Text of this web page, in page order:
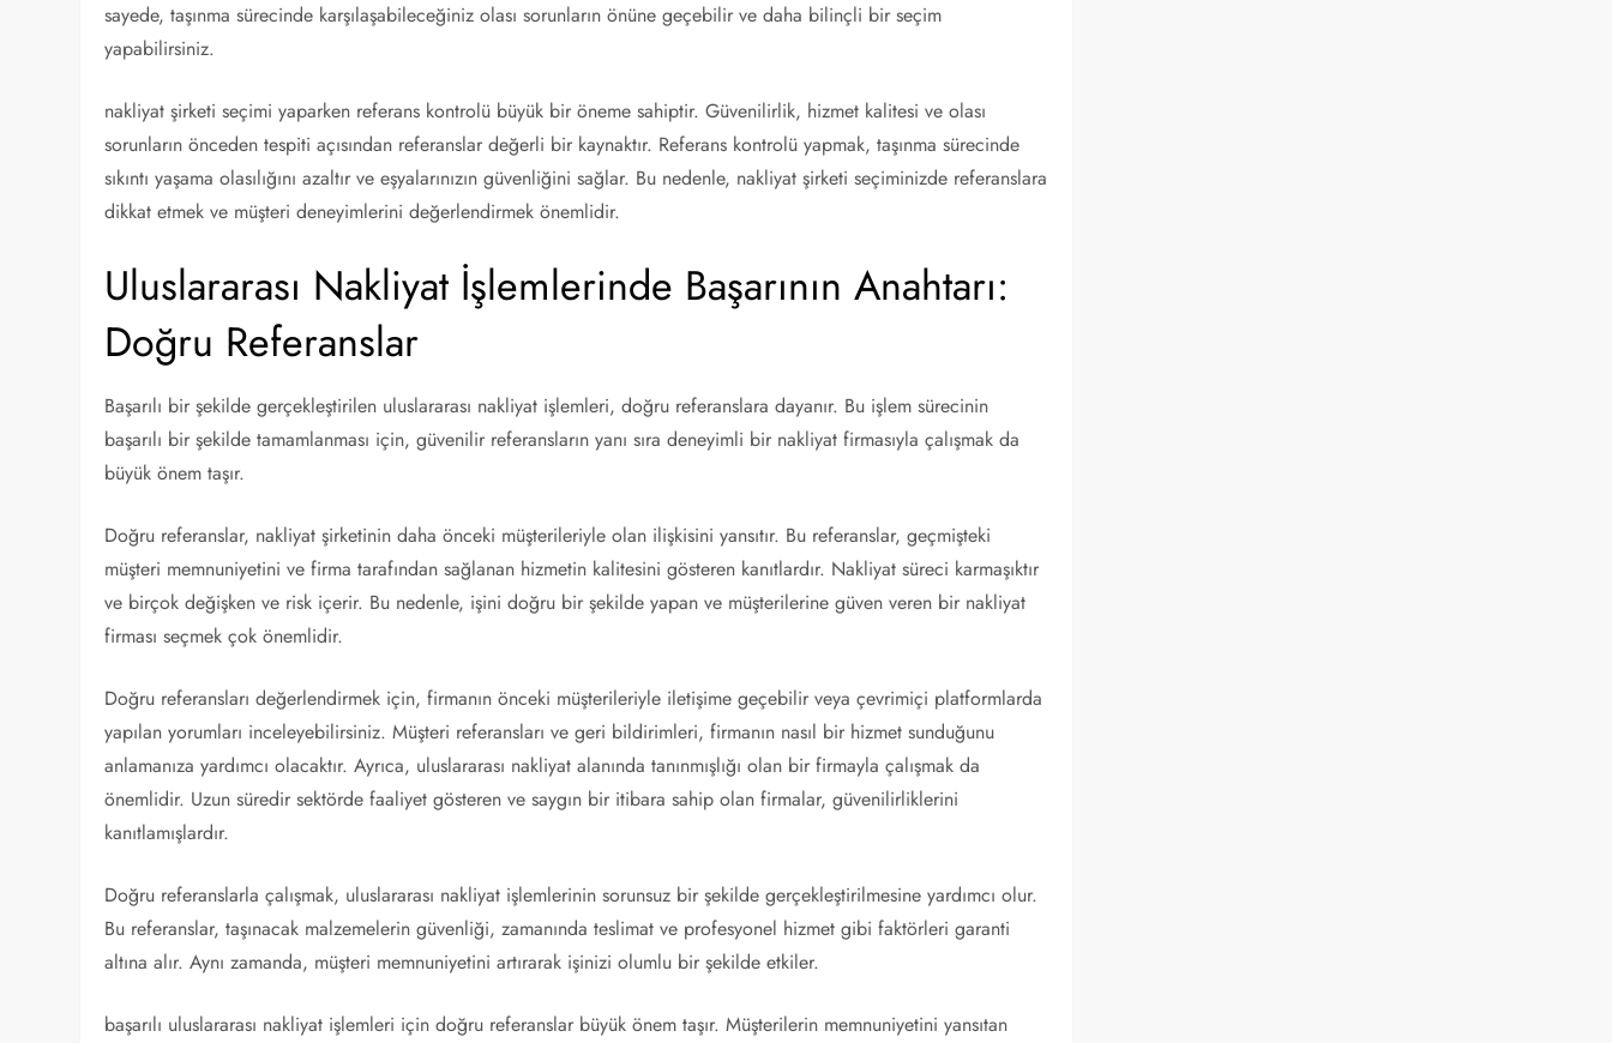
sayede, taşınma sürecinde karşılaşabileceğiniz olası sorunların önüne geçebilir ve daha bilinçli bir seçim
yapabilirsiniz.
nakliyat şirketi seçimi yaparken referans kontrolü büyük bir öneme sahiptir. Güvenilirlik, hizmet kalitesi ve olası
sorunların önceden tespiti açısından referanslar değerli bir kaynaktır. Referans kontrolü yapmak, taşınma sürecinde
sıkıntı yaşama olasılığını azaltır ve eşyalarınızın güvenliğini sağlar. Bu nedenle, nakliyat şirketi seçiminizde referanslara
dikkat etmek ve müşteri deneyimlerini değerlendirmek önemlidir.
Uluslararası Nakliyat İşlemlerinde Başarının Anahtarı:
Doğru Referanslar
Başarılı bir şekilde gerçekleştirilen uluslararası nakliyat işlemleri, doğru referanslara dayanır. Bu işlem sürecinin
başarılı bir şekilde tamamlanması için, güvenilir referansların yanı sıra deneyimli bir nakliyat firmasıyla çalışmak da
büyük önem taşır.
Doğru referanslar, nakliyat şirketinin daha önceki müşterileriyle olan ilişkisini yansıtır. Bu referanslar, geçmişteki
müşteri memnuniyetini ve firma tarafından sağlanan hizmetin kalitesini gösteren kanıtlardır. Nakliyat süreci karmaşıktır
ve birçok değişken ve risk içerir. Bu nedenle, işini doğru bir şekilde yapan ve müşterilerine güven veren bir nakliyat
firması seçmek çok önemlidir.
Doğru referansları değerlendirmek için, firmanın önceki müşterileriyle iletişime geçebilir veya çevrimiçi platformlarda
yapılan yorumları inceleyebilirsiniz. Müşteri referansları ve geri bildirimleri, firmanın nasıl bir hizmet sunduğunu
anlamanıza yardımcı olacaktır. Ayrıca, uluslararası nakliyat alanında tanınmışlığı olan bir firmayla çalışmak da
önemlidir. Uzun süredir sektörde faaliyet gösteren ve saygın bir itibara sahip olan firmalar, güvenilirliklerini
kanıtlamışlardır.
Doğru referanslarla çalışmak, uluslararası nakliyat işlemlerinin sorunsuz bir şekilde gerçekleştirilmesine yardımcı olur.
Bu referanslar, taşınacak malzemelerin güvenliği, zamanında teslimat ve profesyonel hizmet gibi faktörleri garanti
altına alır. Aynı zamanda, müşteri memnuniyetini artırarak işinizi olumlu bir şekilde etkiler.
başarılı uluslararası nakliyat işlemleri için doğru referanslar büyük önem taşır. Müşterilerin memnuniyetini yansıtan